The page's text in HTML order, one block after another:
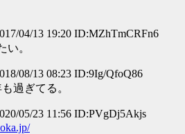
04/13 19:20 ID:MZhTmCRFn6
い。
08/13 08:23 ID:9Ig/QfoQ86
過ぎてる。
05/23 11:56 ID:PVgDj5Akjs